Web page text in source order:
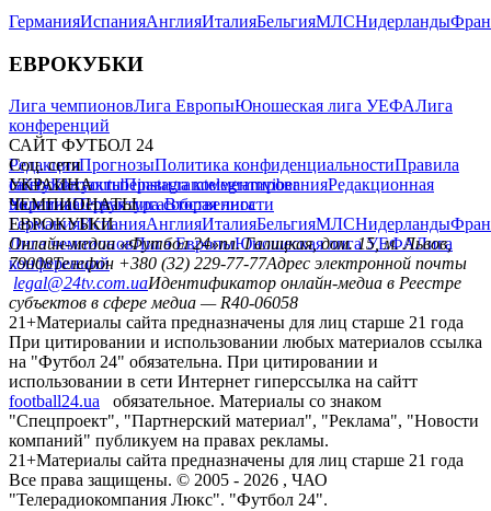
ГерманияИспанияАнглияИталияБельгияМЛСНидерланды
ЕВРОКУБКИ
Лига чемпионовЛига ЕвропыЮношеская лига УЕФАЛига
конференций
САЙТ ФУТБОЛ 24
РедакцияПрогнозыПолитика конфиденциальностиПравила
сайтуКонтактыПравила комментированияРедакционная
политикаСтруктура собственности
Соц. сети
facebookxyoutubeinstagramtelegramviber
УКРАИНА
УкраинаПервая лигаВторая лига
ЧЕМПИОНАТЫ
ГерманияИспанияАнглияИталияБельгияМЛСНидерланды
ЕВРОКУБКИ
Лига чемпионовЛига ЕвропыЮношеская лига УЕФАЛига
конференций
Онлайн-медиа «Футбол 24»пл. Галицкая, дом. 15, м. Львов,
79008Телефон +380 (32) 229-77-77Адрес электронной почты
legal@24tv.com.uaИдентификатор онлайн-медиа в Реестре
субъектов в сфере медиа — R40-06058
21+Материалы сайта предназначены для лиц старше 21 года
При цитировании и использовании любых материалов ссылка
на "Футбол 24" обязательна. При цитировании и
использовании в сети Интернет гиперссылка на сайтт
football24.ua
обязательное. Материалы со знаком
"Спецпроект", "Партнерский материал", "Реклама", "Новости
компаний" публикуем на правах рекламы.
21+Материалы сайта предназначены для лиц старше 21 года
Все права защищены. © 2005 - 2026 , ЧАО
"Телерадиокомпания Люкс". "Футбол 24".